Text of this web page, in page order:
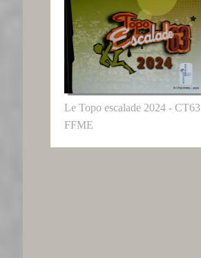
Le Topo escalade 2024 - CT63
FFME